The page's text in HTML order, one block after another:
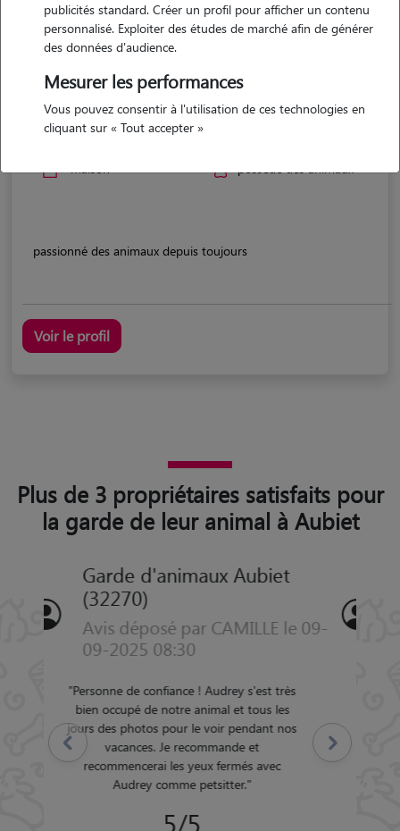
Romain
AUBIET 32270
passionné des animaux depuis toujours
Voir le profil
Plus de 3 propriétaires satisfaits pour
la garde de leur animal à Aubiet
Garde d'animaux Aubiet
(32270)
Avis déposé par Hatem le 09-08-
2020 07:07
"Eloïse s'est très bien occupé de Magnum
durant 9 jours; Disponible et arrangeante ,
je ferai de nouveau appel à Eloïse pour mon
prochain besoin"
5/5
Précédent Suivant
publicités standard. Créer un profil pour afficher un contenu
personnalisé. Exploiter des études de marché afin de générer
des données d'audience.
Mesurer les performances
Vous pouvez consentir à l'utilisation de ces technologies en
cliquant sur « Tout accepter »